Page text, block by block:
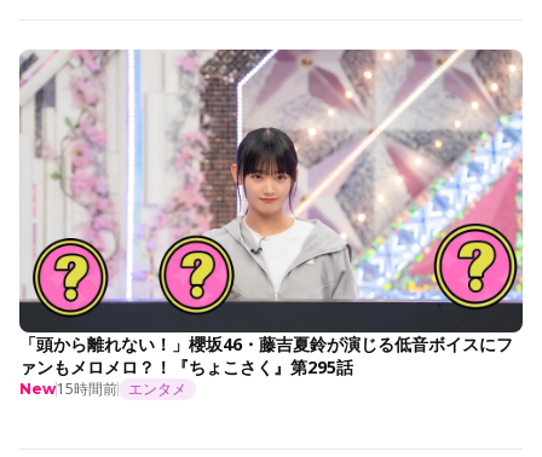
「頭から離れない！」櫻坂46・藤吉夏鈴が演じる低音ボイスにフ
ァンもメロメロ？！『ちょこさく』第295話
New15時間前 エンタメ